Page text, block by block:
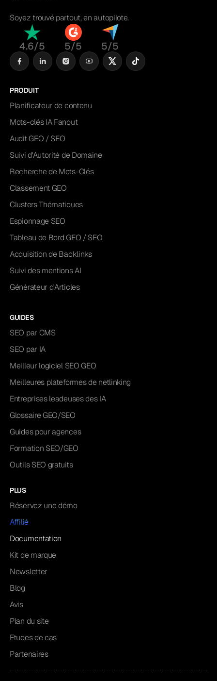
Soyez trouvé partout, en autopilote.
4.6/5 5/5 5/5
PRODUIT
Planificateur de contenu
Mots-clés IA Fanout
Audit GEO / SEO
Suivi d'Autorité de Domaine
Recherche de Mots-Clés
Classement GEO
Clusters Thématiques
Espionnage SEO
Tableau de Bord GEO / SEO
Acquisition de Backlinks
Suivi des mentions AI
Générateur d'Articles
GUIDES
SEO par CMS
SEO par IA
Meilleur logiciel SEO GEO
Meilleures plateformes de netlinking
Entreprises leadeuses des IA
Glossaire GEO/SEO
Guides pour agences
Formation SEO/GEO
Outils SEO gratuits
PLUS
Réservez une démo
Affilié
Documentation
Kit de marque
Newsletter
Blog
Avis
Plan du site
Etudes de cas
Partenaires